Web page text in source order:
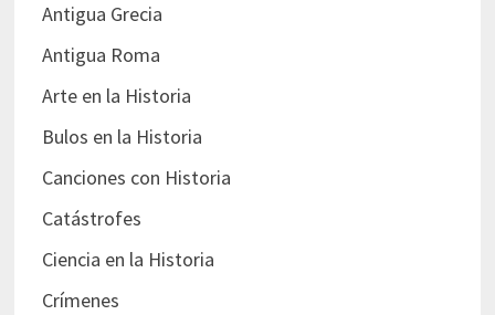
Antigua Grecia
Antigua Roma
Arte en la Historia
Bulos en la Historia
Canciones con Historia
Catástrofes
Ciencia en la Historia
Crímenes